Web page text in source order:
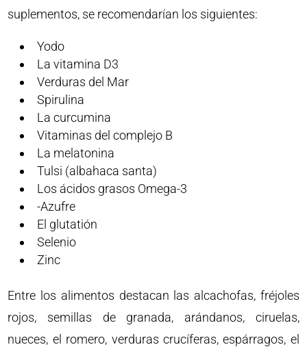
suplementos, se recomendarían los siguientes:
Yodo
La vitamina D3
Verduras del Mar
Spirulina
La curcumina
Vitaminas del complejo B
La melatonina
Tulsi (albahaca santa)
Los ácidos grasos Omega-3
-Azufre
El glutatión
Selenio
Zinc
Entre los alimentos destacan las alcachofas, fréjoles
rojos, semillas de granada, arándanos, ciruelas,
nueces, el romero, verduras crucíferas, espárragos, el